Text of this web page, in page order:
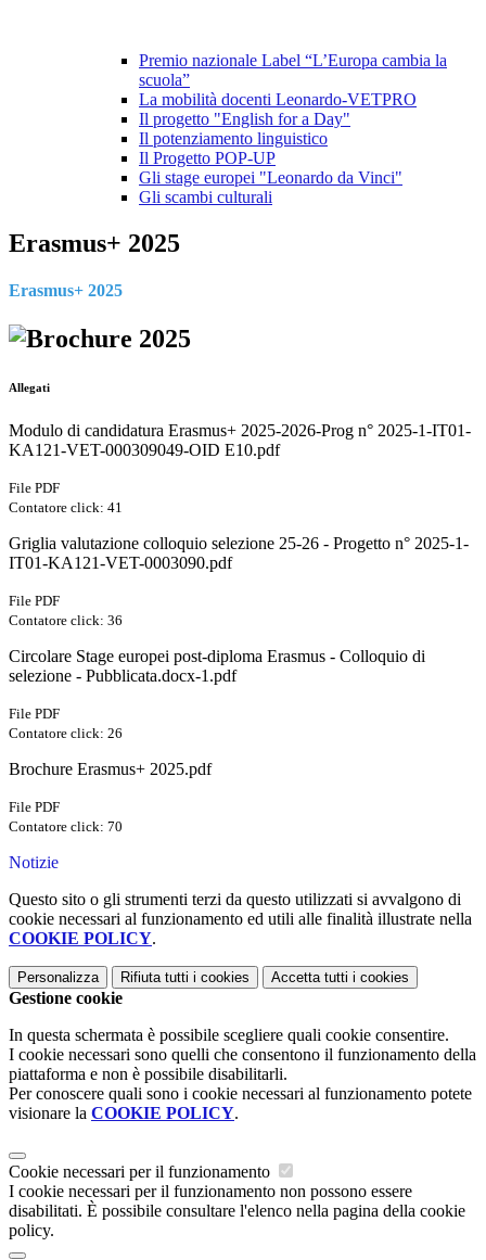
Premio nazionale Label “L’Europa cambia la
scuola”
La mobilità docenti Leonardo-VETPRO
Il progetto "English for a Day"
Il potenziamento linguistico
Il Progetto POP-UP
Gli stage europei "Leonardo da Vinci"
Gli scambi culturali
Erasmus+ 2025
Erasmus+ 2025
Allegati
Modulo di candidatura Erasmus+ 2025-2026-Prog n° 2025-1-IT01-
KA121-VET-000309049-OID E10.pdf
File PDF
Contatore click: 41
Griglia valutazione colloquio selezione 25-26 - Progetto n° 2025-1-
IT01-KA121-VET-0003090.pdf
File PDF
Contatore click: 36
Circolare Stage europei post-diploma Erasmus - Colloquio di
selezione - Pubblicata.docx-1.pdf
File PDF
Contatore click: 26
Brochure Erasmus+ 2025.pdf
File PDF
Contatore click: 70
Notizie
Questo sito o gli strumenti terzi da questo utilizzati si avvalgono di
cookie necessari al funzionamento ed utili alle finalità illustrate nella
COOKIE POLICY.
Personalizza Rifiuta tutti i cookies Accetta tutti i cookies
Gestione cookie
In questa schermata è possibile scegliere quali cookie consentire.
I cookie necessari sono quelli che consentono il funzionamento della
piattaforma e non è possibile disabilitarli.
Per conoscere quali sono i cookie necessari al funzionamento potete
visionare la COOKIE POLICY.
Cookie necessari per il funzionamento
I cookie necessari per il funzionamento non possono essere
disabilitati. È possibile consultare l'elenco nella pagina della cookie
policy.